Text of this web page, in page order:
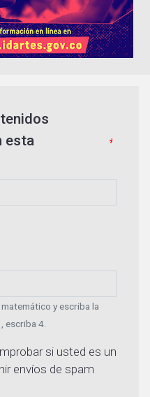
esta
y escriba la
escriba 4.
si usted es un
envíos de spam